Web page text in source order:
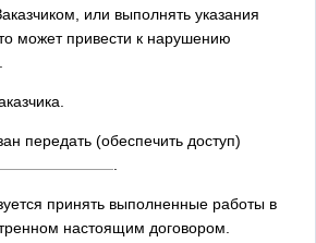
или выполнять указания
может привести к нарушению
передать (обеспечить доступ)
принять выполненные работы в
настоящим договором.